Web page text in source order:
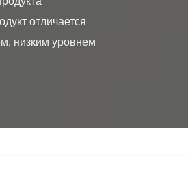
отличается
низким уровнем